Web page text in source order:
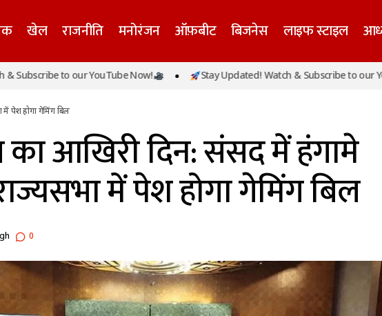
खेल राजनीति मनोरंजन ऑफ़बीट बिजनेस लाइफ स्टाइल
मॉनसून सत्र का आखिरी दिन: संसद में हंगामे के आसार, राज्यसभा में पेश
to our YouTube Now! Stay Updated! Watch & Subscribe to our YouTube
पेश होगा गेमिंग बिल
का आखिरी दिन: संसद में हंगामे
में पेश होगा गेमिंग बिल
0